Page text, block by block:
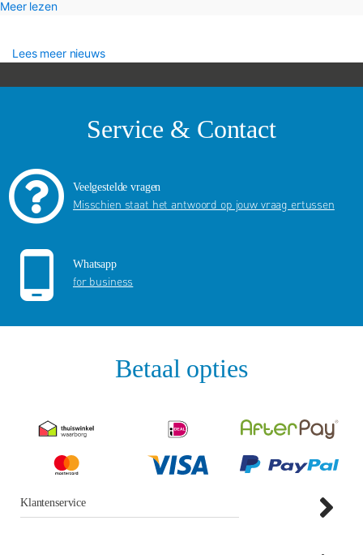
Meer lezen
Lees meer nieuws
Service & Contact
Veelgestelde vragen
Misschien staat het antwoord op jouw vraag ertussen
Whatsapp
for business
Betaal opties
Klantenservice